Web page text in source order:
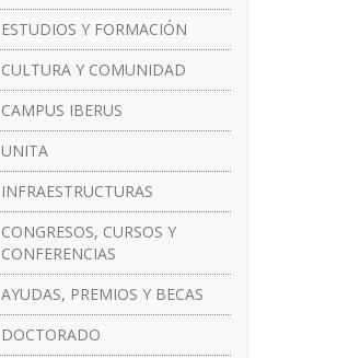
ESTUDIOS Y FORMACIÓN
CULTURA Y COMUNIDAD
CAMPUS IBERUS
UNITA
INFRAESTRUCTURAS
CONGRESOS, CURSOS Y
CONFERENCIAS
AYUDAS, PREMIOS Y BECAS
DOCTORADO